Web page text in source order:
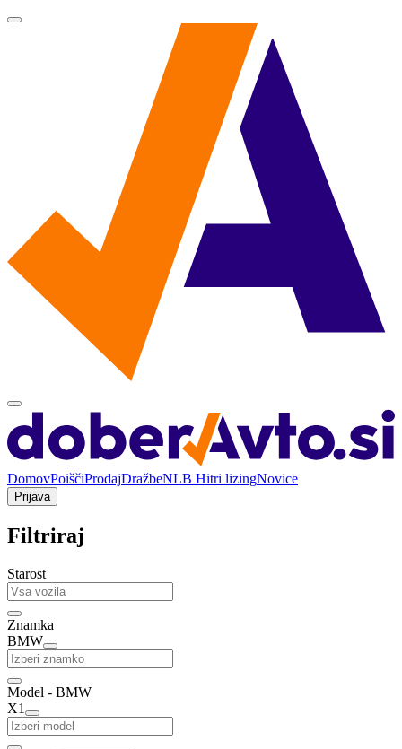
DomovPoiščiProdajDražbeNLB Hitri lizingNovice
Prijava
Filtriraj
Starost
Znamka
BMW
Model - BMW
X1